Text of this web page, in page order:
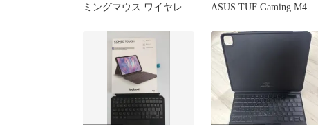
ミングマウス ワイヤレス
ASUS TUF Gaming M4
dual wireless modes -
Bluetooth/RF Black